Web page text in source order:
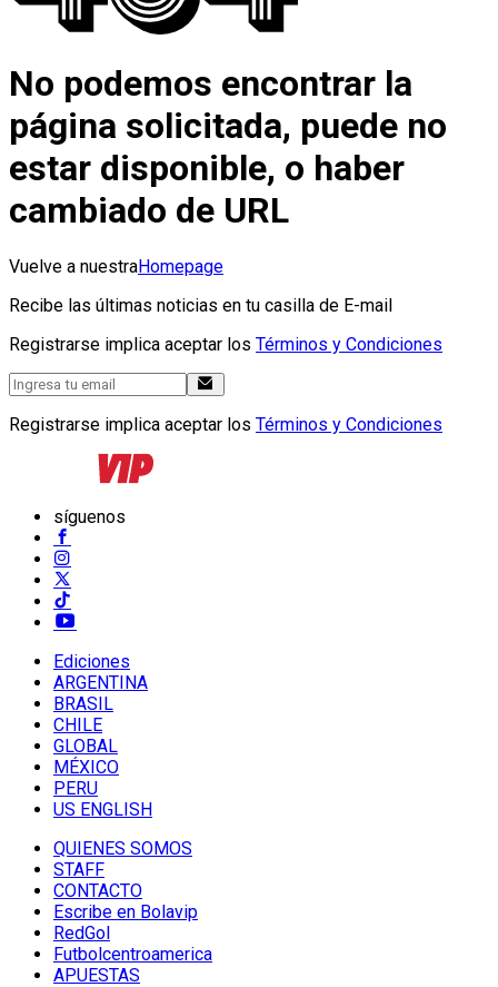
No podemos encontrar la
página solicitada, puede no
estar disponible, o haber
cambiado de URL
Vuelve a nuestraHomepage
Recibe las últimas noticias en tu casilla de E-mail
Registrarse implica aceptar los Términos y Condiciones
Registrarse implica aceptar los Términos y Condiciones
síguenos
Ediciones
ARGENTINA
BRASIL
CHILE
GLOBAL
MÉXICO
PERU
US ENGLISH
QUIENES SOMOS
STAFF
CONTACTO
Escribe en Bolavip
RedGol
Futbolcentroamerica
APUESTAS